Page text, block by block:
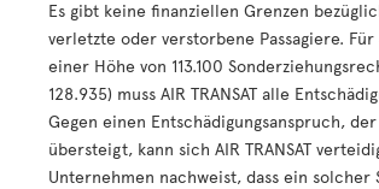
Es gibt keine finanziellen Grenzen
verletzte oder verstorbene Passagiere. Für
einer Höhe von 113.100
128.935) muss AIR TRANSAT alle
Gegen einen Entschädigungsanspruch,
übersteigt, kann sich AIR TRANSAT
Unternehmen nachweist, dass ein solcher